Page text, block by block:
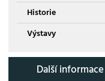
Historie
Výstavy
Další informace